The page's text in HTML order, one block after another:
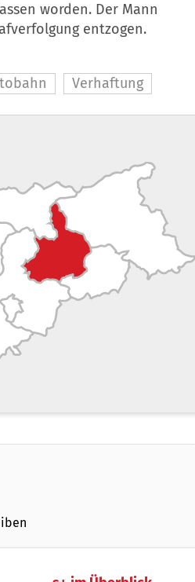
worden. Der Mann
entzogen.
Verhaftung